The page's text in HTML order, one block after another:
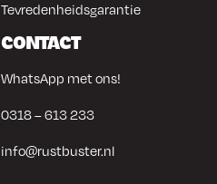
Tevredenheidsgarantie
CONTACT
WhatsApp met ons!
0318 – 613 233
info@rustbuster.nl